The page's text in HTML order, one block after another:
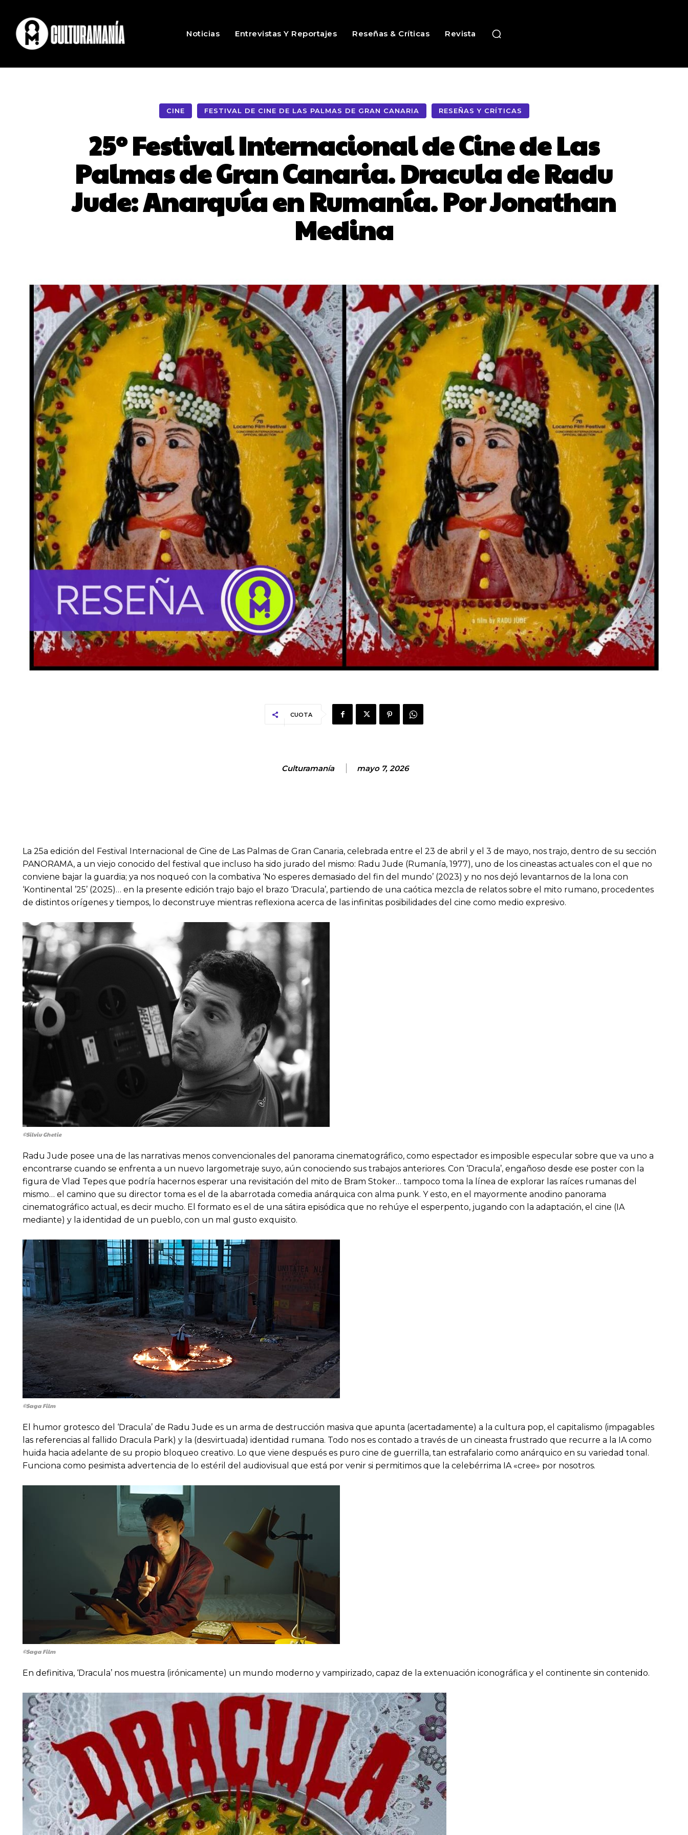
Noticias Entrevistas Y Reportajes Reseñas & Críticas Revista
CINE FESTIVAL DE CINE DE LAS PALMAS DE GRAN CANARIA RESEÑAS Y CRÍTICAS
25º Festival Internacional de Cine de Las
Palmas de Gran Canaria. Dracula de Radu
Jude: Anarquía en Rumanía. Por Jonathan
Medina
CUOTA
Culturamanía mayo 7, 2026
La 25a edición del Festival Internacional de Cine de Las Palmas de Gran Canaria, celebrada entre el 23 de abril y el 3 de mayo, nos trajo, dentro de su sección
PANORAMA, a un viejo conocido del festival que incluso ha sido jurado del mismo: Radu Jude (Rumanía, 1977), uno de los cineastas actuales con el que no
conviene bajar la guardia; ya nos noqueó con la combativa ‘No esperes demasiado del fin del mundo’ (2023) y no nos dejó levantarnos de la lona con
‘Kontinental ’25’ (2025)… en la presente edición trajo bajo el brazo ‘Dracula’, partiendo de una caótica mezcla de relatos sobre el mito rumano, procedentes
de distintos orígenes y tiempos, lo deconstruye mientras reflexiona acerca de las infinitas posibilidades del cine como medio expresivo.
©Silviu Ghetie
Radu Jude posee una de las narrativas menos convencionales del panorama cinematográfico, como espectador es imposible especular sobre que va uno a
encontrarse cuando se enfrenta a un nuevo largometraje suyo, aún conociendo sus trabajos anteriores. Con ‘Dracula’, engañoso desde ese poster con la
figura de Vlad Tepes que podría hacernos esperar una revisitación del mito de Bram Stoker… tampoco toma la línea de explorar las raíces rumanas del
mismo… el camino que su director toma es el de la abarrotada comedia anárquica con alma punk. Y esto, en el mayormente anodino panorama
cinematográfico actual, es decir mucho. El formato es el de una sátira episódica que no rehúye el esperpento, jugando con la adaptación, el cine (IA
mediante) y la identidad de un pueblo, con un mal gusto exquisito.
©Saga Film
El humor grotesco del ‘Dracula’ de Radu Jude es un arma de destrucción masiva que apunta (acertadamente) a la cultura pop, el capitalismo (impagables
las referencias al fallido Dracula Park) y la (desvirtuada) identidad rumana. Todo nos es contado a través de un cineasta frustrado que recurre a la IA como
huida hacia adelante de su propio bloqueo creativo. Lo que viene después es puro cine de guerrilla, tan estrafalario como anárquico en su variedad tonal.
Funciona como pesimista advertencia de lo estéril del audiovisual que está por venir si permitimos que la celebérrima IA «cree» por nosotros.
©Saga Film
En definitiva, ‘Dracula’ nos muestra (irónicamente) un mundo moderno y vampirizado, capaz de la extenuación iconográfica y el continente sin contenido.